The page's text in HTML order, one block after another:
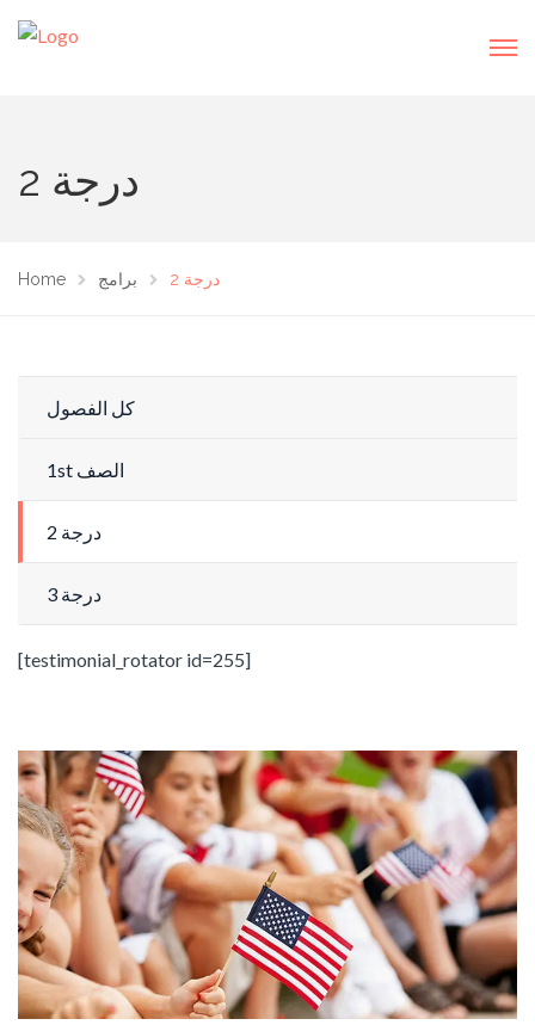
2 درجة
Home برامج 2 درجة
كل الفصول
1st الصف
2 درجة
3 درجة
[testimonial_rotator id=255]